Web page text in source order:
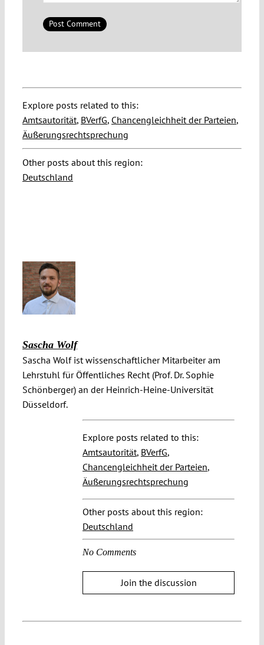
Explore posts related to this:
Amtsautorität, BVerfG, Chancengleichheit der Parteien,
Äußerungsrechtsprechung
Other posts about this region:
Deutschland
Sascha Wolf
Sascha Wolf ist wissenschaftlicher Mitarbeiter am
Lehrstuhl für Öffentliches Recht (Prof. Dr. Sophie
Schönberger) an der Heinrich-Heine-Universität
Düsseldorf.
Explore posts related to this:
Amtsautorität, BVerfG,
Chancengleichheit der Parteien,
Äußerungsrechtsprechung
Other posts about this region:
Deutschland
No Comments
Join the discussion